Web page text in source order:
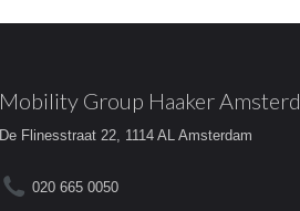
Mobility Group Haaker
De Flinesstraat 22, 1114 AL Amsterdam
020 665 0050